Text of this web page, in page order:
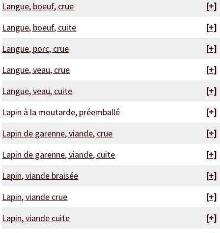
Langue, boeuf, crue
[+]
Langue, boeuf, cuite
[+]
Langue, porc, crue
[+]
Langue, veau, crue
[+]
Langue, veau, cuite
[+]
Lapin à la moutarde, préemballé
[+]
Lapin de garenne, viande, crue
[+]
Lapin de garenne, viande, cuite
[+]
Lapin, viande braisée
[+]
Lapin, viande crue
[+]
Lapin, viande cuite
[+]